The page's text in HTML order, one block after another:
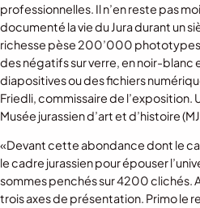
professionnelles. Il n’en reste pas
documenté la vie du Jura durant un
richesse pèse 200’000 phototypes
des négatifs sur verre, en noir-blanc
diapositives ou des fichiers
Friedli, commissaire de l’exposition.
Musée jurassien d’art et d’histoire
«Devant cette abondance dont le
le cadre jurassien pour épouser
sommes penchés sur 4200 clichés.
trois axes de présentation. Primo le